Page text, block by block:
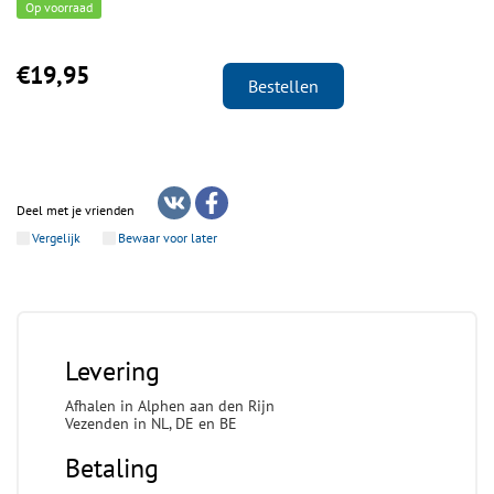
Op voorraad
€19,95 Bestellen
Deel met je vrienden
Vergelijk
Bewaar voor later
Levering
Afhalen in Alphen aan den Rijn
Vezenden in NL, DE en BE
Betaling